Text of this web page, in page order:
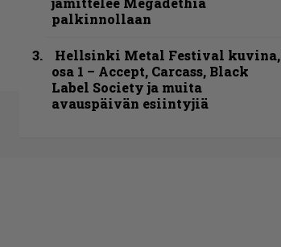
palkinnollaan
Hellsinki Metal Festival kuvina,
osa 1 – Accept, Carcass, Black
Label Society ja muita
avauspäivän esiintyjiä